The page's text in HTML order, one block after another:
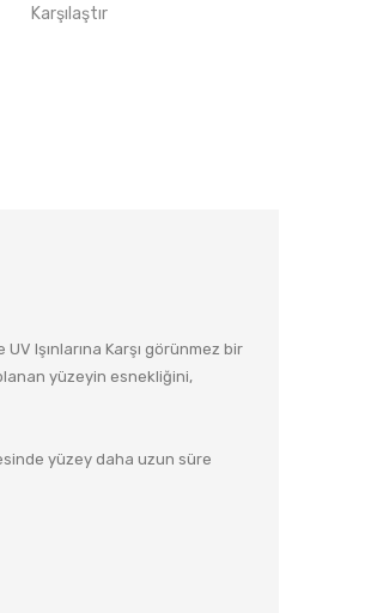
Karşılaştır
Işınlarına Karşı görünmez bir
yüzeyin esnekliğini,
yüzey daha uzun süre